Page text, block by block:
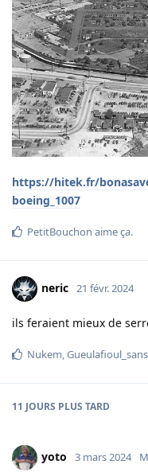
https://hitek.fr/
boeing_1007
PetitBouchon aime ça.
neric 21 févr. 2024
ils feraient mieux de
Nukem,
11 JOURS PLUS TARD
yoto 3 mars 2024